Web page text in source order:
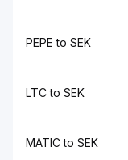
PEPE to SEK
LTC to SEK
MATIC to SEK